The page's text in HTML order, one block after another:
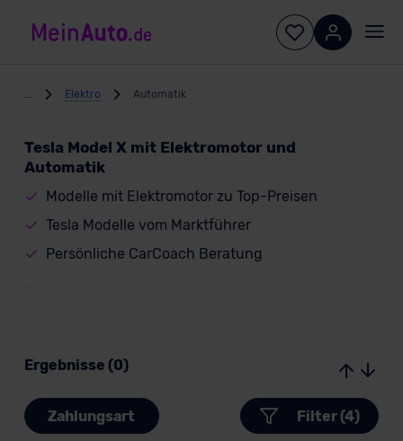
Elektro Automatik
Tesla Model X mit Elektromotor und
Automatik
Modelle mit Elektromotor zu Top-Preisen
Tesla Modelle vom Marktführer
Persönliche CarCoach Beratung
Ergebnisse (0)
Zahlungsart Filter (4)